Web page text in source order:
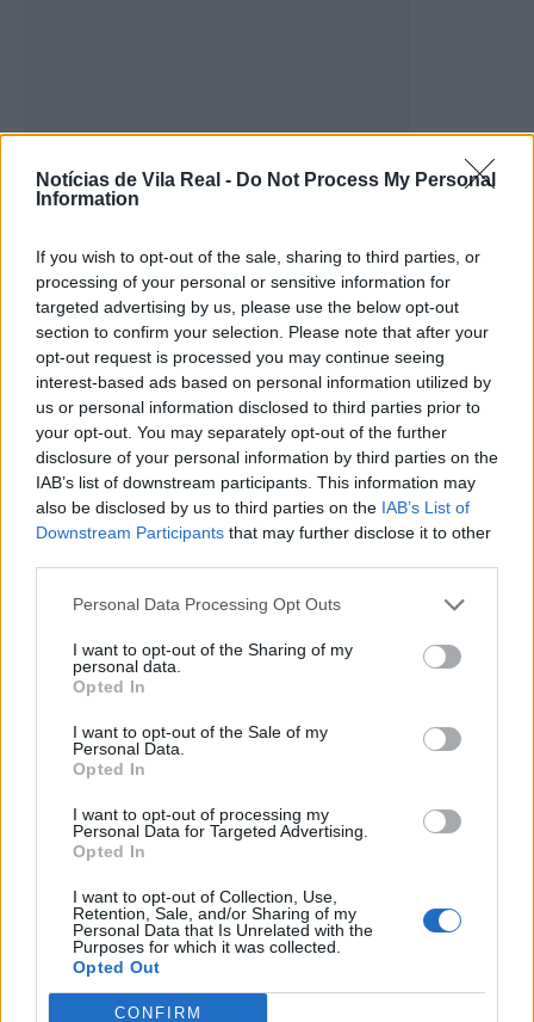
Notícias de Vila Real - Do Not Process My Personal
Information
If you wish to opt-out of the sale, sharing to third parties, or
processing of your personal or sensitive information for
targeted advertising by us, please use the below opt-out
section to confirm your selection. Please note that after your
opt-out request is processed you may continue seeing
interest-based ads based on personal information utilized by
us or personal information disclosed to third parties prior to
your opt-out. You may separately opt-out of the further
disclosure of your personal information by third parties on the
IAB’s list of downstream participants. This information may
also be disclosed by us to third parties on the IAB’s List of
Downstream Participants that may further disclose it to other
Personal Data Processing Opt Outs
I want to opt-out of the Sharing of my
personal data.
Opted In
I want to opt-out of the Sale of my
Personal Data.
Opted In
I want to opt-out of processing my
Personal Data for Targeted Advertising.
Opted In
I want to opt-out of Collection, Use,
Retention, Sale, and/or Sharing of my
Personal Data that Is Unrelated with the
Purposes for which it was collected.
Opted Out
CONFIRM
Miguel Pinto Luz inicia em Chaves o
21 de Outubro, 2025
Últimas
Sabrosa conclui primeiras 17
habitações da Estratégia Local de
Habitação
9 de Agosto, 2026
CCDR NORTE destaca plano para
reforçar competitividade e
8 de Agosto, 2026